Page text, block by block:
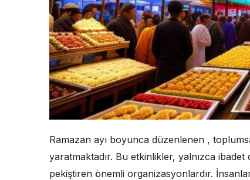
Ramazan ayı boyunca düzenlenen ,
yaratmaktadır. Bu etkinlikler, yalnızca ibadet
pekiştiren önemli organizasyonlardır.